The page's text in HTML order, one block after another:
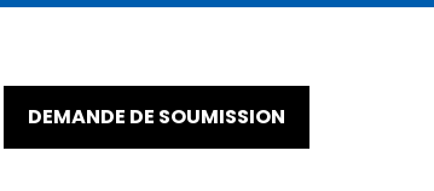
DEMANDE DE SOUMISSION